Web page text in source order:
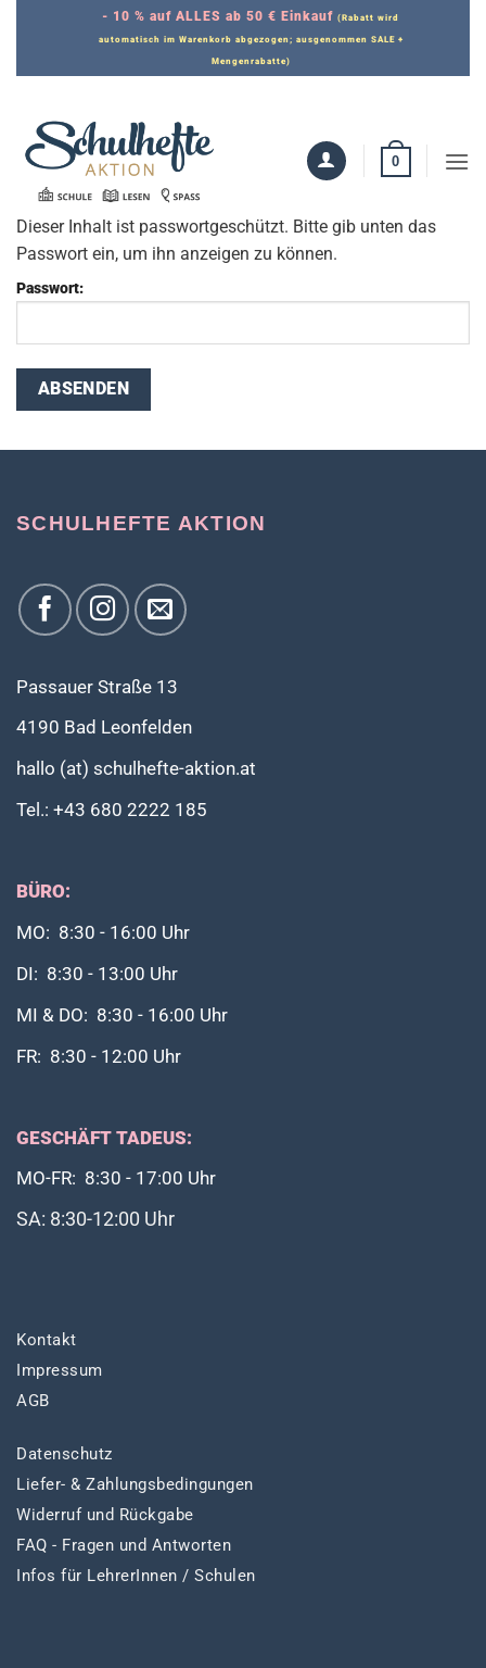
- 10 % auf ALLES ab 50 € Einkauf (Rabatt wird
automatisch im Warenkorb abgezogen; ausgenommen SALE +
Mengenrabatte)
0
Dieser Inhalt ist passwortgeschützt. Bitte gib unten das
Passwort ein, um ihn anzeigen zu können.
Passwort:
SCHULHEFTE AKTION
Passauer Straße 13
4190 Bad Leonfelden
hallo (at) schulhefte-aktion.at
Tel.: +43 680 2222 185
BÜRO:
MO: 8:30 - 16:00 Uhr
DI: 8:30 - 13:00 Uhr
MI & DO: 8:30 - 16:00 Uhr
FR: 8:30 - 12:00 Uhr
GESCHÄFT TADEUS:
MO-FR: 8:30 - 17:00 Uhr
SA: 8:30-12:00 Uhr
Kontakt
Impressum
AGB
Datenschutz
Liefer- & Zahlungsbedingungen
Widerruf und Rückgabe
FAQ - Fragen und Antworten
Infos für LehrerInnen / Schulen